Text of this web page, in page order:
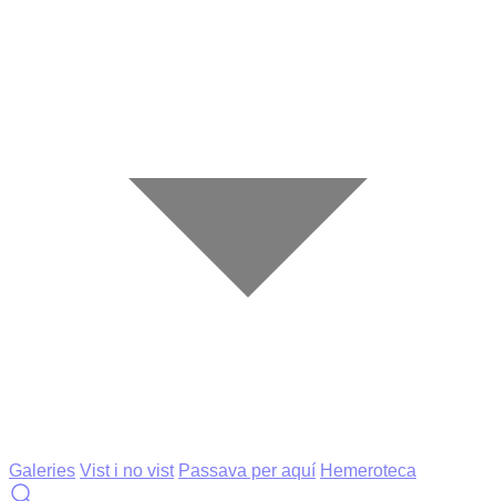
Galeries Vist i no vist Passava per aquí Hemeroteca